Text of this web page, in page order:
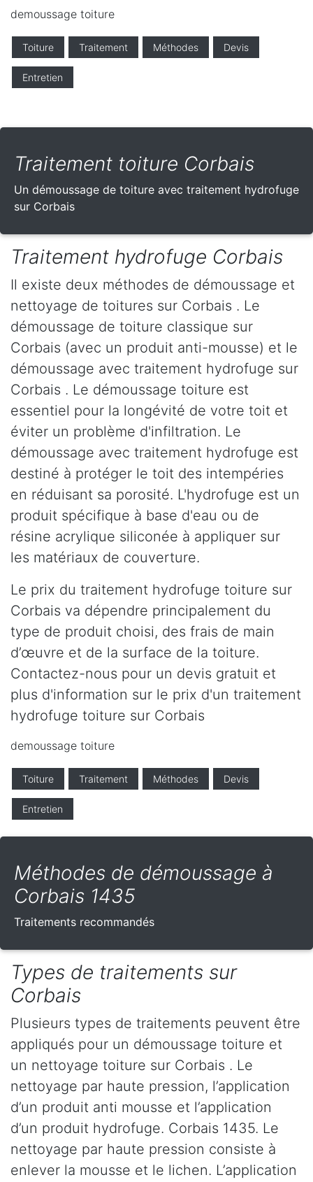
demoussage toiture
Toiture Traitement Méthodes Devis
Entretien
Traitement toiture Corbais
Un démoussage de toiture avec traitement hydrofuge
sur Corbais
Traitement hydrofuge Corbais
Il existe deux méthodes de démoussage et
nettoyage de toitures sur Corbais . Le
démoussage de toiture classique sur
Corbais (avec un produit anti-mousse) et le
démoussage avec traitement hydrofuge sur
Corbais . Le démoussage toiture est
essentiel pour la longévité de votre toit et
éviter un problème d'infiltration. Le
démoussage avec traitement hydrofuge est
destiné à protéger le toit des intempéries
en réduisant sa porosité. L'hydrofuge est un
produit spécifique à base d'eau ou de
résine acrylique siliconée à appliquer sur
les matériaux de couverture.
Le prix du traitement hydrofuge toiture sur
Corbais va dépendre principalement du
type de produit choisi, des frais de main
d’œuvre et de la surface de la toiture.
Contactez-nous pour un devis gratuit et
plus d'information sur le prix d'un traitement
hydrofuge toiture sur Corbais
demoussage toiture
Toiture Traitement Méthodes Devis
Entretien
Méthodes de démoussage à
Corbais 1435
Traitements recommandés
Types de traitements sur
Corbais
Plusieurs types de traitements peuvent être
appliqués pour un démoussage toiture et
un nettoyage toiture sur Corbais . Le
nettoyage par haute pression, l’application
d’un produit anti mousse et l’application
d’un produit hydrofuge. Corbais 1435. Le
nettoyage par haute pression consiste à
enlever la mousse et le lichen. L’application